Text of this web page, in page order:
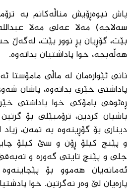
پاش نیوەڕۆیش مناڵەکانم بە
سەلاجە) مەلا عەلی مەلا
بێت، گۆڕیان پڕ نوور بێت، لەگەڵ
ھەڵەبجە، خوا پاداشتیان بداتەوە.
نانی ئێوارەمان لە ماڵی مامۆستا
پاداشتی خێری بداتەوە، پاشان
ڕەئوفی بامۆکی خوا پاداشتی
باشیان کردین، ترۆمبێلی بۆ
دیناری بۆ گۆڕینەوە بە تمەن،
و پێنچ کیلۆ ڕۆن و سێ کیلۆ
جلی و پێنچ تایتی گەورە و
ئەمانەیان ھەموو بۆ
پارەیان لێ وەر نەگرتین. خوا